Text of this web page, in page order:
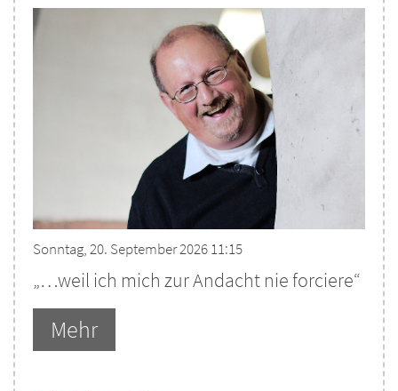
Sonntag, 20. September 2026 11:15
„…weil ich mich zur Andacht nie forciere“
Mehr